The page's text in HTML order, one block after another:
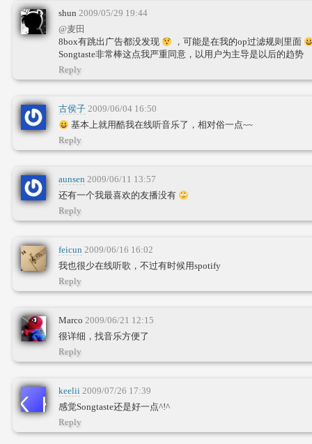
shun 2009/05/29 19:44
@麦田
8box有跳出广告都没发现
，可能是在我的op过滤规则里面
Songtaste非常棒这点我严重同意，以用户为主导是以后的趋势
Reply
古侯子 2009/06/04 16:50
基本上就用酷我在线听音乐了，相对俗一点~~
Reply
aunsen 2009/06/11 13:57
还有一个我最喜欢的友播没有
Reply
feicun 2009/06/16 16:02
我也很少在线听歌，不过有时候用spotify
Reply
Marco 2009/06/21 12:15
很详细，找音乐方便了
Reply
keelii 2009/07/26 17:39
感觉Songtaste还是好一点^!^
Reply